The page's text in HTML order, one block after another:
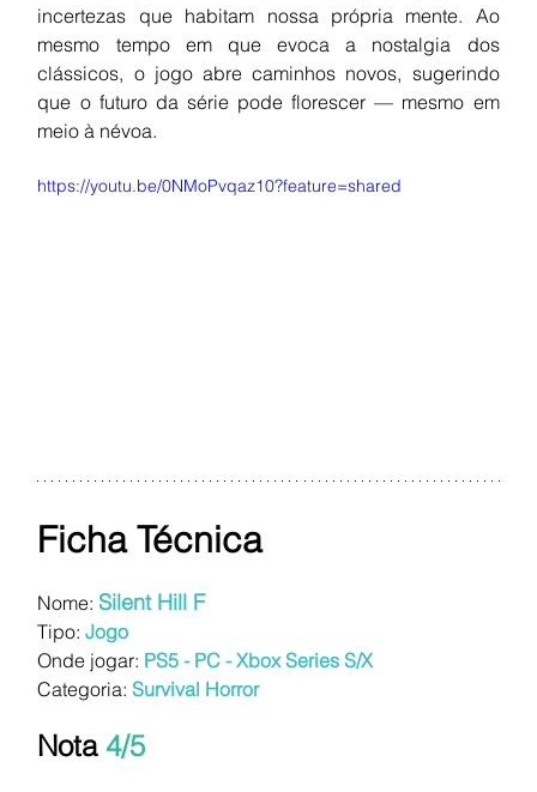
incertezas que habitam nossa própria mente. Ao
mesmo tempo em que evoca a nostalgia dos
clássicos, o jogo abre caminhos novos, sugerindo
que o futuro da série pode florescer — mesmo em
meio à névoa.
https://youtu.be/0NMoPvqaz10?feature=shared
Ficha Técnica
Nome: Silent Hill F
Tipo: Jogo
Onde jogar: PS5 - PC - Xbox Series S/X
Categoria: Survival Horror
Nota 4/5